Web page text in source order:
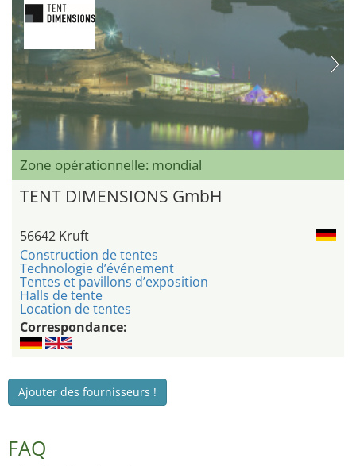
Zone opérationnelle: mondial
TENT DIMENSIONS GmbH
56642 Kruft
Construction de tentes
Technologie d’événement
Tentes et pavillons d’exposition
Halls de tente
Location de tentes
Correspondance:
Ajouter des fournisseurs !
FAQ